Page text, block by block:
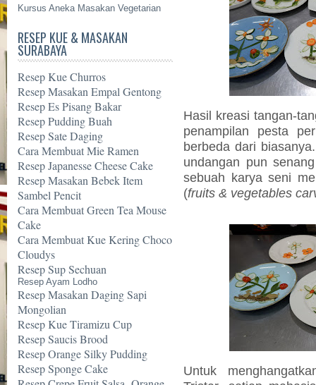
Kursus Aneka Masakan Vegetarian
RESEP KUE & MASAKAN
SURABAYA
Resep Kue Churros
Resep Masakan Empal Gentong
Resep Es Pisang Bakar
Resep Pudding Buah
Resep Sate Daging
Cara Membuat Mie Ramen
Resep Japanesse Cheese Cake
Resep Masakan Bebek Item
Sambel Pencit
Cara Membuat Green Tea Mouse
Cake
Cara Membuat Kue Kering Choco
Cloudys
Resep Sup Sechuan
Resep Ayam Lodho
Resep Masakan Daging Sapi
Mongolian
Resep Kue Tiramizu Cup
Resep Saucis Brood
Resep Orange Silky Pudding
Resep Sponge Cake
Hasil kreasi tangan-
penampilan pesta
berbeda dari
undangan pun
sebuah karya seni
(fruits & vegetables
Untuk